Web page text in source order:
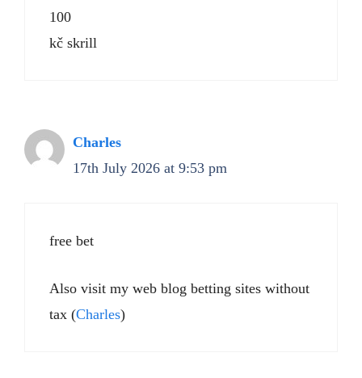
100
kč skrill
Charles
17th July 2026 at 9:53 pm
free bet
Also visit my web blog betting sites without
tax (Charles)